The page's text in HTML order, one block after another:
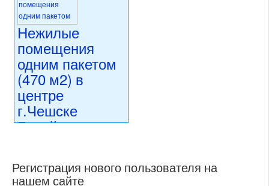
коммерческого использования
состояние: стандарт
номер объекта:20486
Нежилые
помещения
одним пакетом
(470 м2) в
центре
г.Чешске
Будейовице на
35 000 000 CZK
Регистрация нового пользователя на
нашем сайте